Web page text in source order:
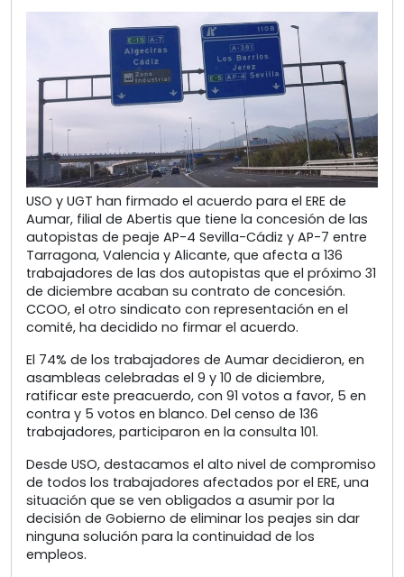
USO y UGT han firmado el acuerdo para el ERE de
Aumar, filial de Abertis que tiene la concesión de las
autopistas de peaje AP-4 Sevilla-Cádiz y AP-7 entre
Tarragona, Valencia y Alicante, que afecta a 136
trabajadores de las dos autopistas que el próximo 31
de diciembre acaban su contrato de concesión.
CCOO, el otro sindicato con representación en el
comité, ha decidido no firmar el acuerdo.
El 74% de los trabajadores de Aumar decidieron, en
asambleas celebradas el 9 y 10 de diciembre,
ratificar este preacuerdo, con 91 votos a favor, 5 en
contra y 5 votos en blanco. Del censo de 136
trabajadores, participaron en la consulta 101.
Desde USO, destacamos el alto nivel de compromiso
de todos los trabajadores afectados por el ERE, una
situación que se ven obligados a asumir por la
decisión de Gobierno de eliminar los peajes sin dar
ninguna solución para la continuidad de los
empleos.